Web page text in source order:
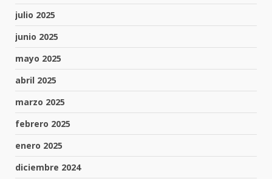
julio 2025
junio 2025
mayo 2025
abril 2025
marzo 2025
febrero 2025
enero 2025
diciembre 2024